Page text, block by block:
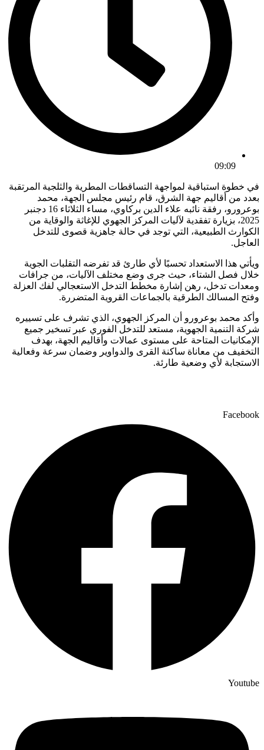
09:09
في خطوة استباقية لمواجهة التساقطات المطرية والثلجية المرتقبة
بعدد من أقاليم جهة الشرق، قام رئيس مجلس الجهة، محمد
بوعرورو، رفقة نائبه علاء الدين بركاوي، مساء الثلاثاء 16 دجنبر
2025، بزيارة تفقدية لآليات المركز الجهوي للإغاثة والوقاية من
الكوارث الطبيعية، التي توجد في حالة جاهزية قصوى للتدخل
العاجل.
ويأتي هذا الاستعداد تحسبًا لأي طارئ قد تفرضه التقلبات الجوية
خلال فصل الشتاء، حيث جرى وضع مختلف الآليات، من جرافات
ومعدات تدخل، رهن إشارة مخطط التدخل الاستعجالي لفك العزلة
وفتح المسالك الطرقية بالجماعات القروية المتضررة.
وأكد محمد بوعرورو أن المركز الجهوي، الذي تشرف على تسييره
شركة التنمية الجهوية، مستعد للتدخل الفوري عبر تسخير جميع
الإمكانيات المتاحة على مستوى عمالات وأقاليم الجهة، بهدف
التخفيف من معاناة ساكنة القرى والدواوير وضمان سرعة وفعالية
الاستجابة لأي وضعية طارئة.
Facebook
Youtube